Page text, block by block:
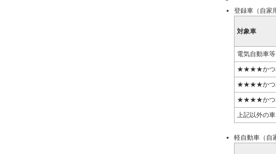
登録車（自家
対象車
電気自動車等
★★★★か
★★★★か
★★★★か
上記以外の車
軽自動車（自